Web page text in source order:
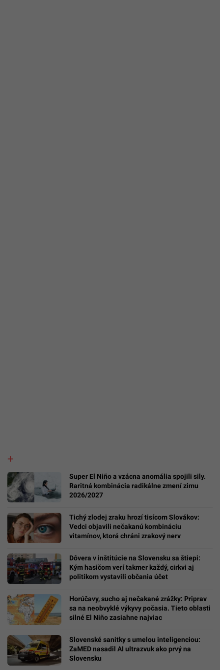
Super El Niño a vzácna anomália spojili sily.
Raritná kombinácia radikálne zmení zimu
2026/2027
Tichý zlodej zraku hrozí tisícom Slovákov:
Vedci objavili nečakanú kombináciu
vitamínov, ktorá chráni zrakový nerv
Dôvera v inštitúcie na Slovensku sa štiepi:
Kým hasičom verí takmer každý, cirkvi aj
politikom vystavili občania účet
Horúčavy, sucho aj nečakané zrážky: Priprav
sa na neobvyklé výkyvy počasia. Tieto oblasti
silné El Niño zasiahne najviac
Slovenské sanitky s umelou inteligenciou:
ZaMED nasadil AI ultrazvuk ako prvý na
Slovensku